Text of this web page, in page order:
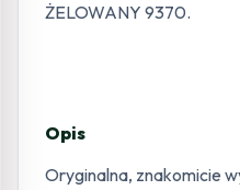
ŻELOWANY 9370.
Opis
Oryginalna, znakomicie